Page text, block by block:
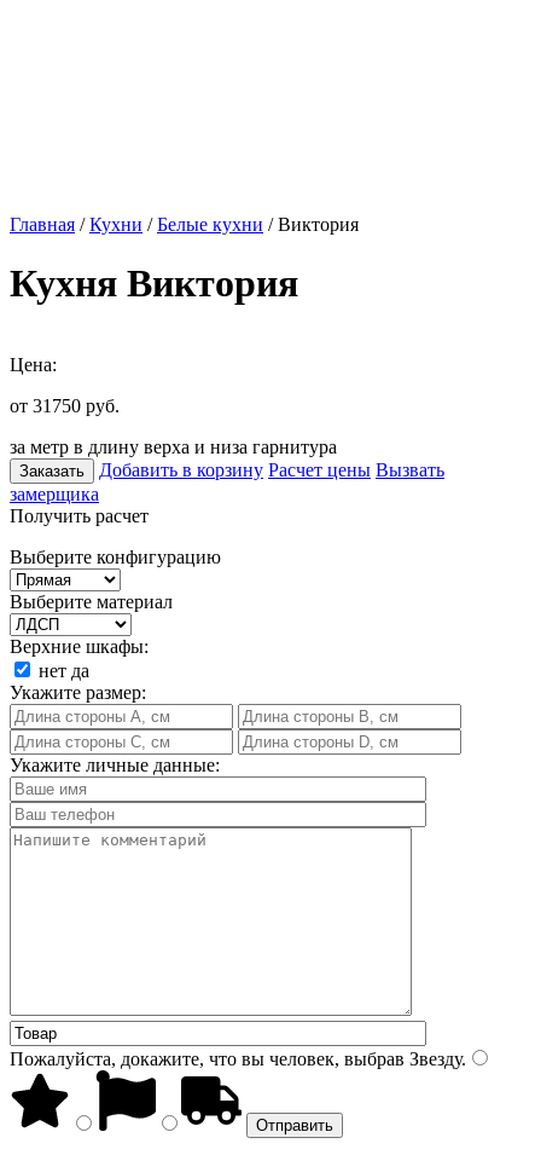
Главная /Кухни /Белые кухни / Виктория
Кухня Виктория
Цена:
от 31750 руб.
за метр в длину верха и низа гарнитура
Заказать Добавить в корзину Расчет цены Вызвать
замерщика
Получить расчет
Выберите конфигурацию
Выберите материал
Верхние шкафы:
нет да
Укажите размер:
Укажите личные данные:
Пожалуйста, докажите, что вы человек, выбрав Звезду.